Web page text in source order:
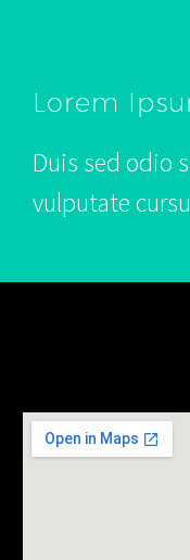
Lorem
Duis sed odio
vulputate